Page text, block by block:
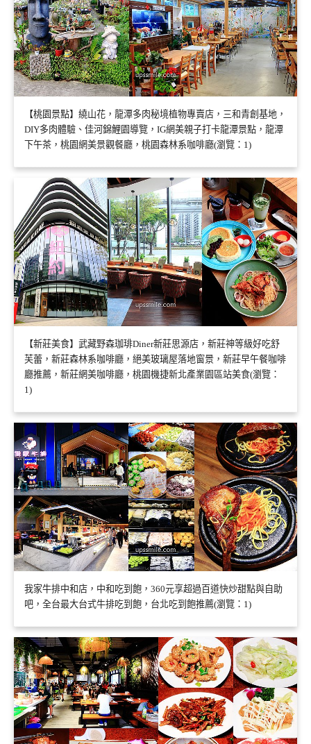
【桃園景點】繞山花，龍潭多肉秘境植物專賣店，三和青創基地，
DIY多肉體驗、佳河錦鯉園導覽，IG網美親子打卡龍潭景點，龍潭
下午茶，桃園網美景觀餐廳，桃園森林系咖啡廳(瀏覽：1)
【新莊美食】武藏野森珈琲Diner新莊思源店，新莊神等級好吃舒
芙蕾，新莊森林系咖啡廳，絕美玻璃屋落地窗景，新莊早午餐咖啡
廳推薦，新莊網美咖啡廳，桃園機捷新北產業園區站美食(瀏覽：
1)
我家牛排中和店，中和吃到飽，360元享超過百道快炒甜點與自助
吧，全台最大台式牛排吃到飽，台北吃到飽推薦(瀏覽：1)